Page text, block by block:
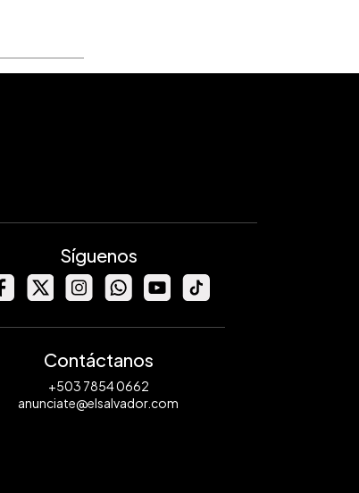
Síguenos
Contáctanos
+503 7854 0662
anunciate@elsalvador.com